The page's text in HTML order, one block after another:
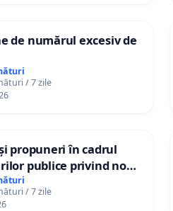
de numărul excesiv de
/ 7 zile
propuneri în cadrul
publice privind noul
General (PUG)
/ 7 zile